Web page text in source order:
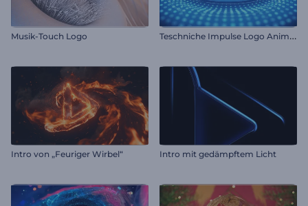
Musik-Touch Logo T
eschniche Impulse Logo Animiertes Video
Intro von „Feuriger Wirbel“ Intro mit gedämpftem Licht